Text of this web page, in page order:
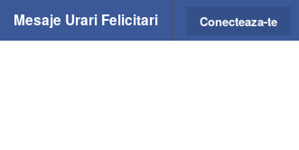
Mesaje Urari Felicitari Conecteaza-te